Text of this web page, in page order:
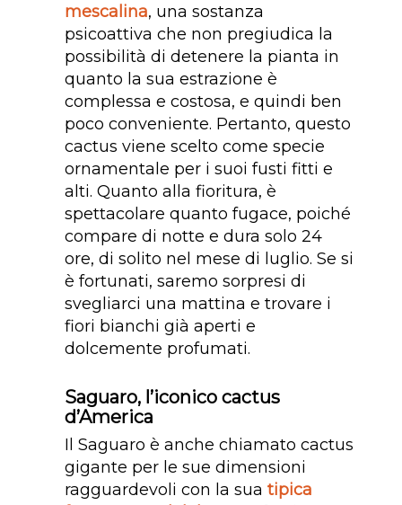
mescalina, una sostanza
psicoattiva che non pregiudica la
possibilità di detenere la pianta in
quanto la sua estrazione è
complessa e costosa, e quindi ben
poco conveniente. Pertanto, questo
cactus viene scelto come specie
ornamentale per i suoi fusti fitti e
alti. Quanto alla fioritura, è
spettacolare quanto fugace, poiché
compare di notte e dura solo 24
ore, di solito nel mese di luglio. Se si
è fortunati, saremo sorpresi di
svegliarci una mattina e trovare i
fiori bianchi già aperti e
dolcemente profumati.
Saguaro, l’iconico cactus
d’America
Il Saguaro è anche chiamato cactus
gigante per le sue dimensioni
ragguardevoli con la sua tipica